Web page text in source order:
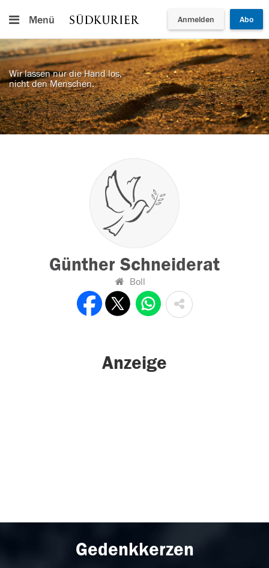
Menü Anmelden Abo
Wir lassen nur die Hand los,
nicht den Menschen.
Günther Schneiderat
Boll
Anzeige
Gedenkkerzen